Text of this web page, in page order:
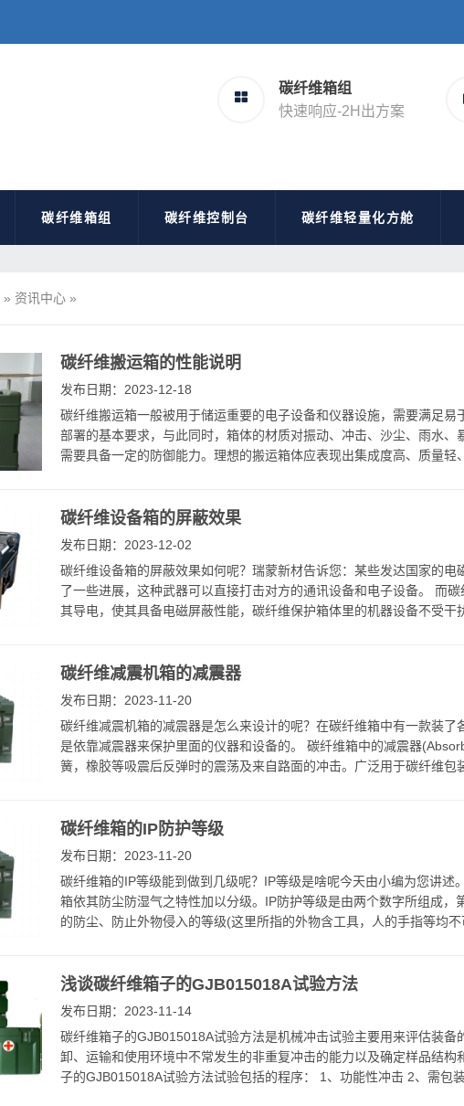
碳纤维箱组
快速响应-2H出方案
碳纤维箱组 碳纤维控制台 碳纤维轻量化方舱
» 资讯中心 »
碳纤维搬运箱的性能说明
发布日期：2023-12-18
碳纤维搬运箱一般被用于储运重要的电子设备和仪器设施，需要满足易
部署的基本要求，与此同时，箱体的材质对振动、冲击、沙尘、雨水、
需要具备一定的防御能力。理想的搬运箱体应表现出集成度高、质量轻
碳纤维设备箱的屏蔽效果
发布日期：2023-12-02
碳纤维设备箱的屏蔽效果如何呢？瑞蒙新材告诉您：某些发达国家的电
了一些进展，这种武器可以直接打击对方的通讯设备和电子设备。 而
其导电，使其具备电磁屏蔽性能，碳纤维保护箱体里的机器设备不受干
碳纤维减震机箱的减震器
发布日期：2023-11-20
碳纤维减震机箱的减震器是怎么来设计的呢？在碳纤维箱中有一款装了
是依靠减震器来保护里面的仪器和设备的。 碳纤维箱中的减震器
簧，橡胶等吸震后反弹时的震荡及来自路面的冲击。广泛用于碳纤维包
碳纤维箱的IP防护等级
发布日期：2023-11-20
碳纤维箱的IP等级能到做到几级呢？IP等级是啥呢今天由小编为您讲述
箱依其防尘防湿气之特性加以分级。IP防护等级是由两个数字所组成，
的防尘、防止外物侵入的等级(这里所指的外物含工具，人的手指等均不
浅谈碳纤维箱子的GJB015018A试验方法
发布日期：2023-11-14
碳纤维箱子的GJB015018A试验方法是机械冲击试验主要用来评估装备
卸、运输和使用环境中不常发生的非重复冲击的能力以及确定样品结构
子的GJB015018A试验方法试验包括的程序： 1、功能性冲击 2、需包装